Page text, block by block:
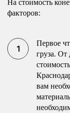
На стоимость
факторов:
Первое
груза. От
вам